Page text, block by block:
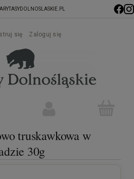
się Zaloguj się
truskawkowa w
30g